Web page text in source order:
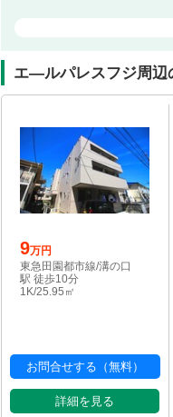
エ―ルパレスフジ周辺
9万円
東急田園都市線/溝の口
駅 徒歩10分
1K/25.95㎡
お問合せする（無料）
詳細を見る